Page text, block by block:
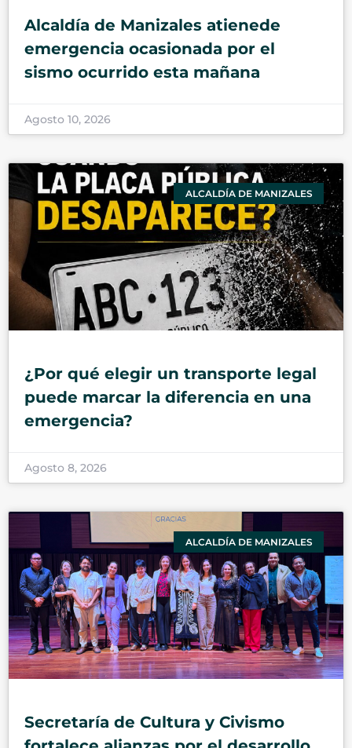
Alcaldía de Manizales atienede
emergencia ocasionada por el
sismo ocurrido esta mañana
Agosto 10, 2026
ALCALDÍA DE MANIZALES
¿Por qué elegir un transporte legal
puede marcar la diferencia en una
emergencia?
Agosto 8, 2026
ALCALDÍA DE MANIZALES
Secretaría de Cultura y Civismo